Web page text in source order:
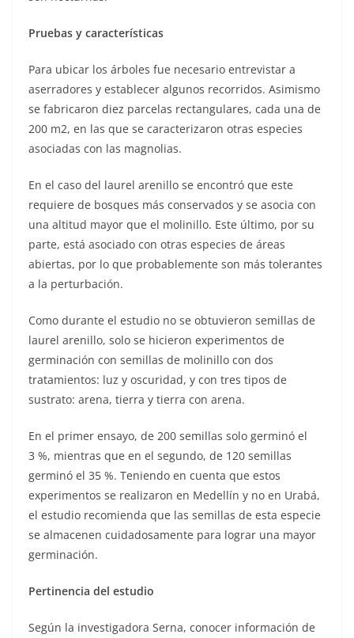
Pruebas y características
Para ubicar los árboles fue necesario entrevistar a
aserradores y establecer algunos recorridos. Asimismo
se fabricaron diez parcelas rectangulares, cada una de
200 m2, en las que se caracterizaron otras especies
asociadas con las magnolias.
En el caso del laurel arenillo se encontró que este
requiere de bosques más conservados y se asocia con
una altitud mayor que el molinillo. Este último, por su
parte, está asociado con otras especies de áreas
abiertas, por lo que probablemente son más tolerantes
a la perturbación.
Como durante el estudio no se obtuvieron semillas de
laurel arenillo, solo se hicieron experimentos de
germinación con semillas de molinillo con dos
tratamientos: luz y oscuridad, y con tres tipos de
sustrato: arena, tierra y tierra con arena.
En el primer ensayo, de 200 semillas solo germinó el
3 %, mientras que en el segundo, de 120 semillas
germinó el 35 %. Teniendo en cuenta que estos
experimentos se realizaron en Medellín y no en Urabá,
el estudio recomienda que las semillas de esta especie
se almacenen cuidadosamente para lograr una mayor
germinación.
Pertinencia del estudio
Según la investigadora Serna, conocer información de